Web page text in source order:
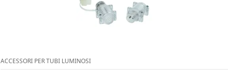
ACCESSORI PER TUBI LUMINOSI